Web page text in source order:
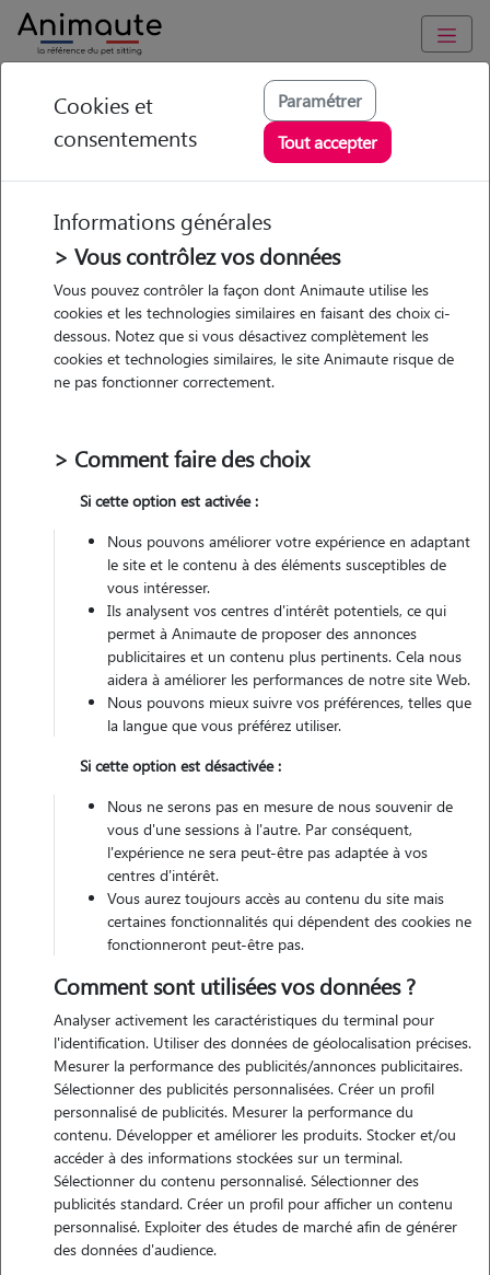
Animaute Bretagne Concarneau
Carla - Petsitter à
CONCARNEAU
• 28 ans
Non véhiculé
Contacter
L'envoi d'une demande est sans engagement
Étant étudiante cela me permettra d'arrondir mes fins de mois. de
plus, j'ai toujours aimé les animaux à défaut de pouvoir en prendre
un de part mon projet d'étude à l'étranger, je serai ravie de garder
vos animaux.
Expérience
plus d'expérience de garde avec les chiens qu'avec les chats mais j'ai
eu un chat en grandissant chez mes parents. je me promène souvent
et je serai au petit soin.
carla est un membre non professionnel.
Cookies et
consentements
Paramétrer
Tout accepter
Informations générales
> Vous contrôlez vos données
Vous pouvez contrôler la façon dont Animaute utilise les
cookies et les technologies similaires en faisant des choix ci-
dessous. Notez que si vous désactivez complètement les
cookies et technologies similaires, le site Animaute risque de
ne pas fonctionner correctement.
> Comment faire des choix
Si cette option est activée :
Nous pouvons améliorer votre expérience en adaptant
le site et le contenu à des éléments susceptibles de
vous intéresser.
Ils analysent vos centres d'intérêt potentiels, ce qui
permet à Animaute de proposer des annonces
publicitaires et un contenu plus pertinents. Cela nous
aidera à améliorer les performances de notre site Web.
Nous pouvons mieux suivre vos préférences, telles que
la langue que vous préférez utiliser.
Si cette option est désactivée :
Nous ne serons pas en mesure de nous souvenir de
vous d'une sessions à l'autre. Par conséquent,
l'expérience ne sera peut-être pas adaptée à vos
centres d'intérêt.
Vous aurez toujours accès au contenu du site mais
certaines fonctionnalités qui dépendent des cookies ne
fonctionneront peut-être pas.
Comment sont utilisées vos données ?
Analyser activement les caractéristiques du terminal pour
l'identification. Utiliser des données de géolocalisation précises.
Mesurer la performance des publicités/annonces publicitaires.
Sélectionner des publicités personnalisées. Créer un profil
personnalisé de publicités. Mesurer la performance du
contenu. Développer et améliorer les produits. Stocker et/ou
accéder à des informations stockées sur un terminal.
Sélectionner du contenu personnalisé. Sélectionner des
publicités standard. Créer un profil pour afficher un contenu
personnalisé. Exploiter des études de marché afin de générer
des données d'audience.